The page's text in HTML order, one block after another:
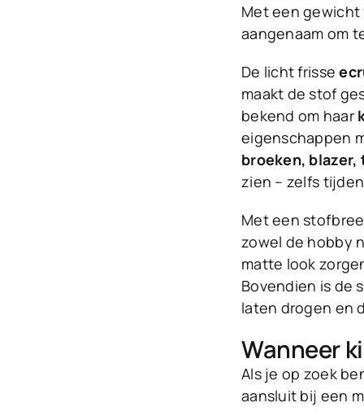
Met een gewicht
aangenaam om
De licht frisse
maakt de stof
bekend om haar
eigenschappen
broeken,
zien – zelfs
Met een
zowel de hobby
matte look
Bovendien is de
laten drogen en
Wanneer
Als je op zoek
aansluit bij een